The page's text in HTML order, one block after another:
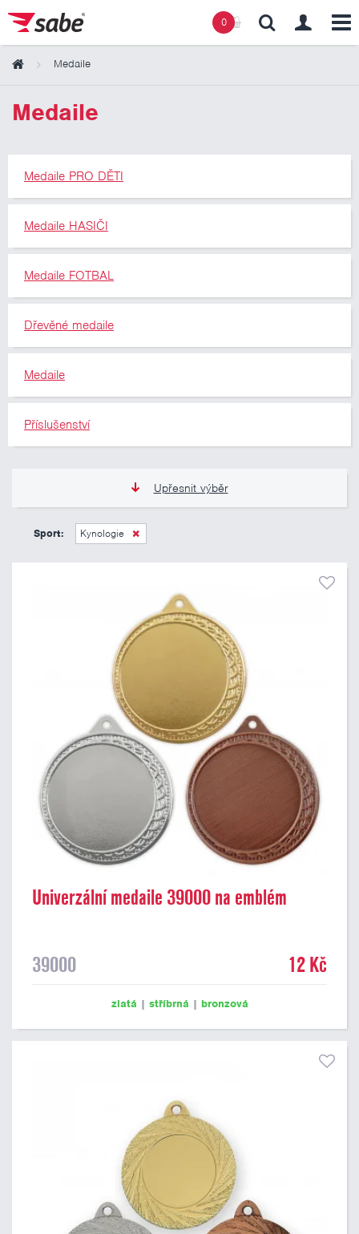
0
Medaile
Medaile
Medaile PRO DĚTI
Medaile HASIČI
Medaile FOTBAL
Dřevěné medaile
Medaile
Příslušenství
Upřesnit výběr
Pouze skladem
12 Kč
Sport: Kynologie
Univerzální medaile 39000 na emblém
39000 12 Kč
zlatá | stříbrná | bronzová
Obsah košíku